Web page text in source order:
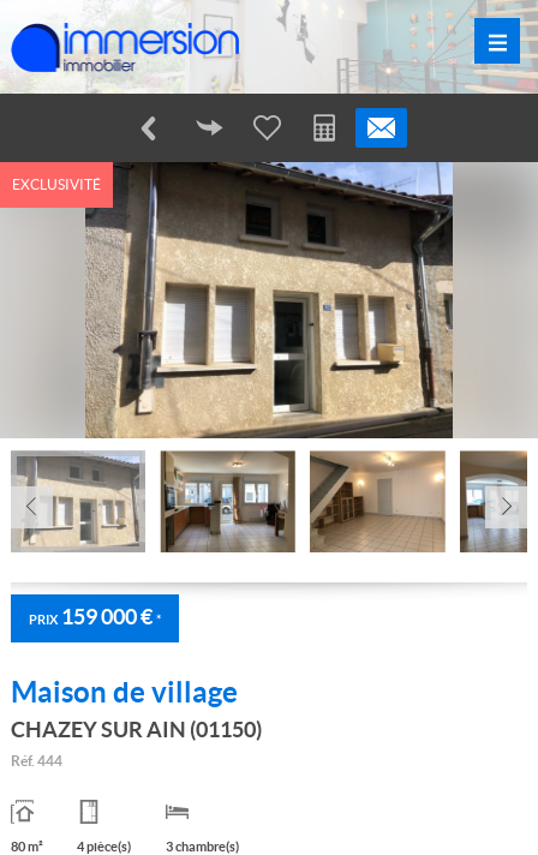
EXCLUSIVITÉ
PRIX159 000 € *
Maison de village
CHAZEY SUR AIN (01150)
Réf. 444
80 m² 4 pièce(s) 3 chambre(s)